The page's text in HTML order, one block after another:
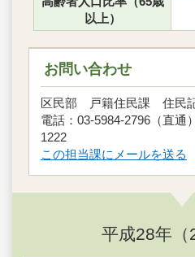
以上）
お問い合わせ
区民部 戸籍住民課 住民
電話：03-5984-2796（直
1222
この担当課にメールを送る
平成28年（